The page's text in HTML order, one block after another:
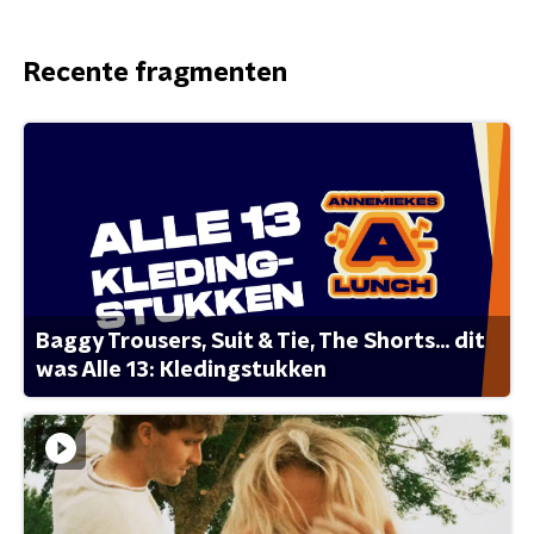
Recente fragmenten
Baggy Trousers, Suit & Tie, The Shorts... dit
was Alle 13: Kledingstukken